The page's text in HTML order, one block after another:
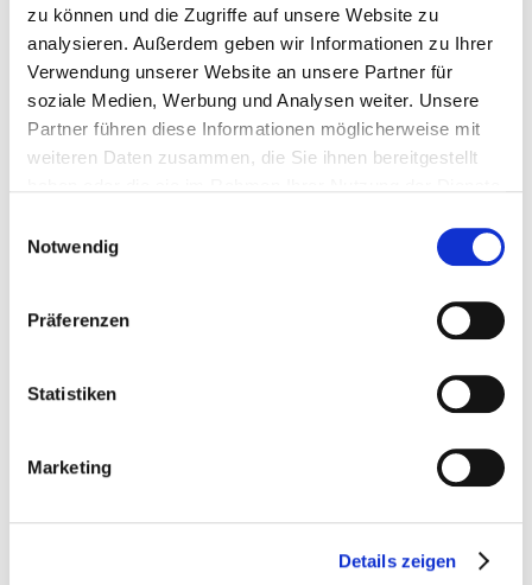
zu können und die Zugriffe auf unsere Website zu
analysieren. Außerdem geben wir Informationen zu Ihrer
Verwendung unserer Website an unsere Partner für
soziale Medien, Werbung und Analysen weiter. Unsere
Partner führen diese Informationen möglicherweise mit
weiteren Daten zusammen, die Sie ihnen bereitgestellt
Notwendig
Präferenzen
Statistiken
Marketing
Details zeigen
Entdecken Sie Wien mit der ivie APP - die City Guide
App für Wien.